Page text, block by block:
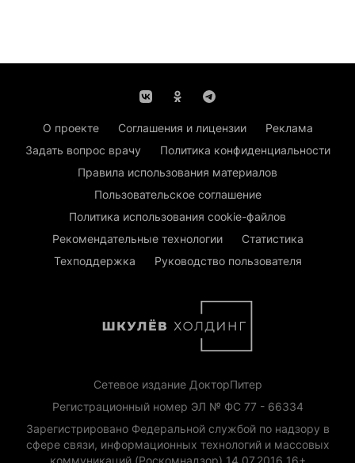
О проекте Соглашения и лицензии
Реклама
Задать вопрос врачу
Политика конфиденциальности
Правила использования материалов
Пользовательское соглашение
Политика использования cookie-файлов
Рекомендательные технологии
Статистика
Техподдержка
Руководство пользователя
Сетевое издание ДокторПитер
Регистрационный номер ЭЛ № ФС 77 - 66334
Зарегистрировано Федеральной службой по надзору в
сфере связи, информационных технологий и массовых
коммуникаций (Роскомнадзор) 14.07.2016 16+